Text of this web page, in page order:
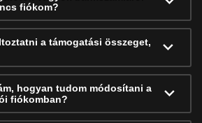
fiókom?
a támogatási összeget,
hogyan tudom módosítani a
fiókomban?